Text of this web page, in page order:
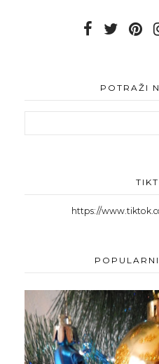
POTRAŽI
https://